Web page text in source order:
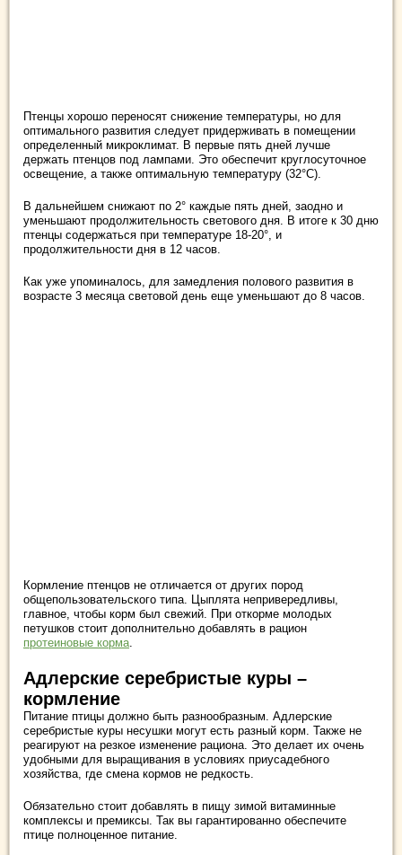
Птенцы хорошо переносят снижение температуры, но для
оптимального развития следует придерживать в помещении
определенный микроклимат. В первые пять дней лучше
держать птенцов под лампами. Это обеспечит круглосуточное
освещение, а также оптимальную температуру (32°C).
В дальнейшем снижают по 2° каждые пять дней, заодно и
уменьшают продолжительность светового дня. В итоге к 30 дню
птенцы содержаться при температуре 18-20°, и
продолжительности дня в 12 часов.
Как уже упоминалось, для замедления полового развития в
возрасте 3 месяца световой день еще уменьшают до 8 часов.
Кормление птенцов не отличается от других пород
общепользовательского типа. Цыплята непривередливы,
главное, чтобы корм был свежий. При откорме молодых
петушков стоит дополнительно добавлять в рацион
протеиновые корма.
Адлерские серебристые куры –
кормление
Питание птицы должно быть разнообразным. Адлерские
серебристые куры несушки могут есть разный корм. Также не
реагируют на резкое изменение рациона. Это делает их очень
удобными для выращивания в условиях приусадебного
хозяйства, где смена кормов не редкость.
Обязательно стоит добавлять в пищу зимой витаминные
комплексы и премиксы. Так вы гарантированно обеспечите
птице полноценное питание.